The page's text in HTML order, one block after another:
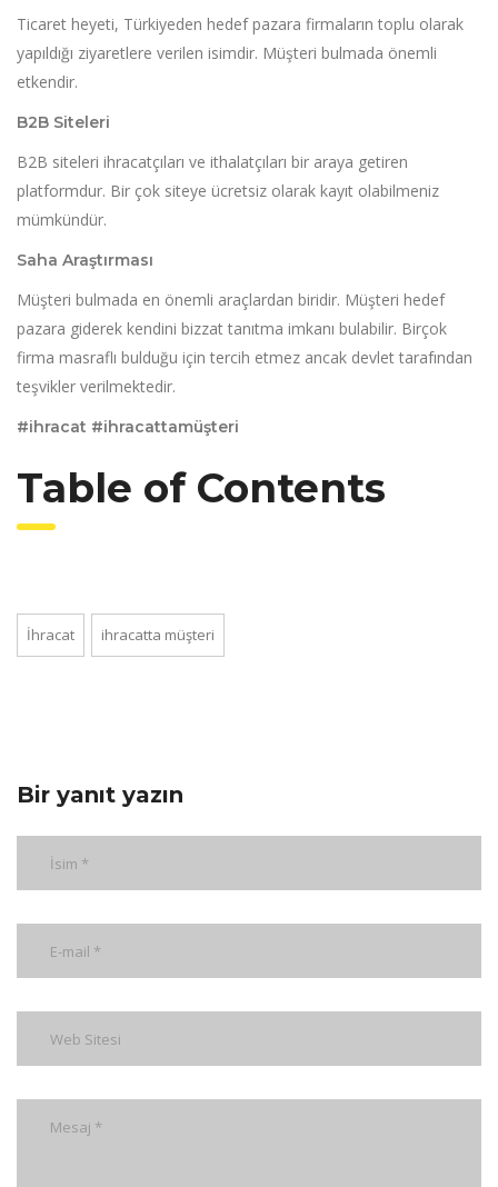
Ticaret heyeti, Türkiyeden hedef pazara firmaların toplu olarak
yapıldığı ziyaretlere verilen isimdir. Müşteri bulmada önemli
etkendir.
B2B Siteleri
B2B siteleri ihracatçıları ve ithalatçıları bir araya getiren
platformdur. Bir çok siteye ücretsiz olarak kayıt olabilmeniz
mümkündür.
Saha Araştırması
Müşteri bulmada en önemli araçlardan biridir. Müşteri hedef
pazara giderek kendini bizzat tanıtma imkanı bulabilir. Birçok
firma masraflı bulduğu için tercih etmez ancak devlet tarafından
teşvikler verilmektedir.
#ihracat #ihracattamüşteri
Table of Contents
İhracat ihracatta müşteri
Bir yanıt yazın